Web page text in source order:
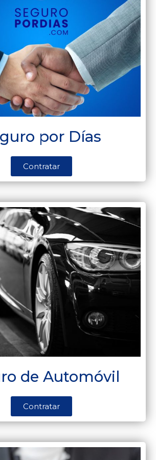
por Días
Contratar
de Automóvil
Contratar